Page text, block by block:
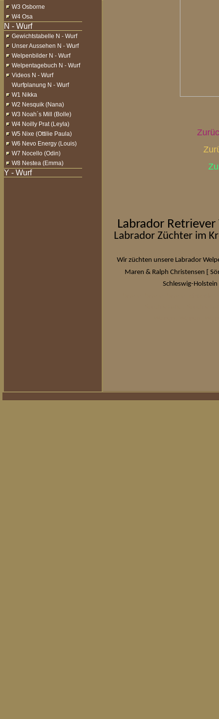
W3 Osborne
W4 Osa
Gewichtstabelle N - Wurf
Unser Aussehen N - Wurf
Welpenbilder N - Wurf
Welpentagebuch N - Wurf
Videos N - Wurf
Wurfplanung N - Wurf
W1 Nikka
W2 Nesquik (Nana)
W3 Noah´s Mill (Bolle)
W4 Noilly Prat (Leyla)
W5 Nixe (Ottilie Paula)
W6 Nevo Energy (Louis)
W7 Nocello (Odin)
W8 Nestea (Emma)
Labrador
Labrador Züchter im
Wir züchten unsere Labrador
Maren & Ralph Christensen [
Schleswig-